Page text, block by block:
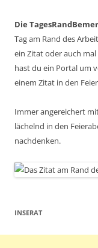
Die
Tag am Rand des
ein Zitat oder auch
hast du ein Portal um
einem Zitat in den
Immer angereichert
lächelnd in den
nachdenken.
INSERAT